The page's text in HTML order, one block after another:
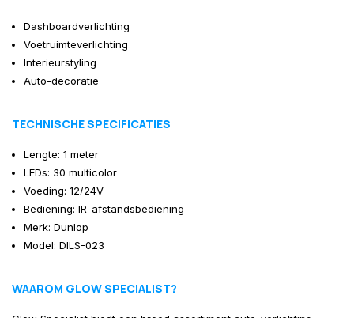
Dashboardverlichting
Voetruimteverlichting
Interieurstyling
Auto-decoratie
TECHNISCHE SPECIFICATIES
Lengte: 1 meter
LEDs: 30 multicolor
Voeding: 12/24V
Bediening: IR-afstandsbediening
Merk: Dunlop
Model: DILS-023
WAAROM GLOW SPECIALIST?